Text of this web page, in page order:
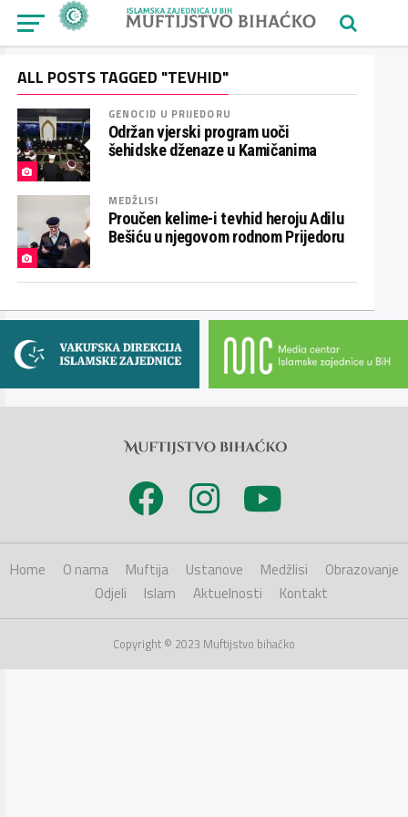
ALL POSTS TAGGED "TEVHID"
GENOCID U PRIJEDORU
Održan vjerski program uoči
šehidske dženaze u Kamičanima
MEDŽLISI
Proučen kelime-i tevhid heroju Adilu
Bešiću u njegovom rodnom Prijedoru
Home O nama Muftija Ustanove Medžlisi
Obrazovanje
Odjeli
Islam Aktuelnosti Kontakt
Copyright © 2023 Muftijstvo bihaćko